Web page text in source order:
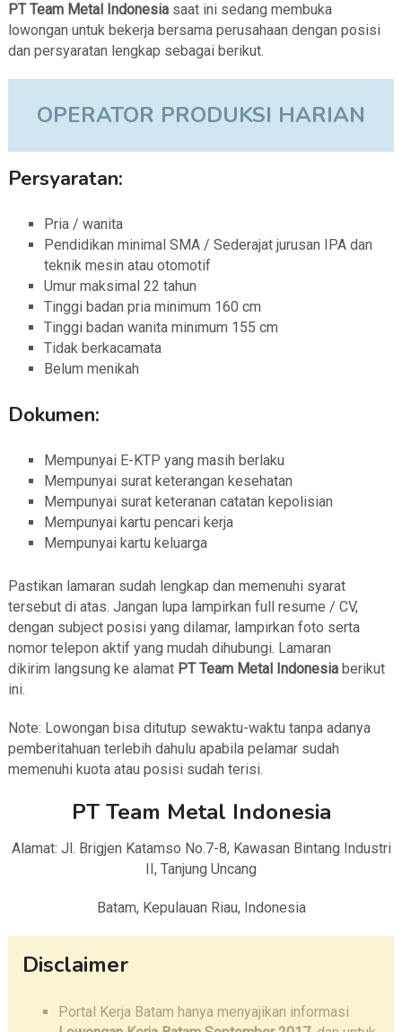
PT Team Metal Indonesiasaat ini sedang membuka
lowongan untuk bekerja bersama perusahaan dengan posisi
dan persyaratan lengkap sebagai berikut.
OPERATOR PRODUKSI HARIAN
Persyaratan:
Pria / wanita
Pendidikan minimal SMA / Sederajat jurusan IPA dan
teknik mesin atau otomotif
Umur maksimal 22 tahun
Tinggi badan pria minimum 160 cm
Tinggi badan wanita minimum 155 cm
Tidak berkacamata
Belum menikah
Dokumen:
Mempunyai E-KTP yang masih berlaku
Mempunyai surat keterangan kesehatan
Mempunyai surat keteranan catatan kepolisian
Mempunyai kartu pencari kerja
Mempunyai kartu keluarga
Pastikan lamaran sudah lengkap dan memenuhi syarat
tersebut di atas. Jangan lupa lampirkan full resume / CV,
dengan subject posisi yang dilamar, lampirkan foto serta
nomor telepon aktif yang mudah dihubungi. Lamaran
dikirim langsung ke alamat PT Team Metal Indonesiaberikut
ini.
Note: Lowongan bisa ditutup sewaktu-waktu tanpa adanya
pemberitahuan terlebih dahulu apabila pelamar sudah
memenuhi kuota atau posisi sudah terisi.
PT Team Metal Indonesia
Alamat: Jl. Brigjen Katamso No.7-8, Kawasan Bintang Industri
II, Tanjung Uncang
Batam, Kepulauan Riau, Indonesia
Disclaimer
Portal Kerja Batam hanya menyajikan informasi